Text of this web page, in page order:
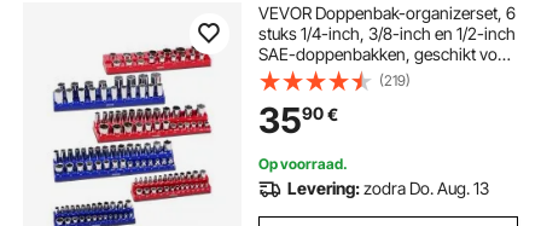
VEVOR Doppenbak-organizerset, 6
stuks 1/4-inch, 3/8-inch en 1/2-inch
SAE-doppenbakken, geschikt voor
maximaal 143 standaard en diepe
doppen (doppen niet inbegrepen)
(219)
3590€
Op voorraad.
Levering:zodra Do. Aug. 13